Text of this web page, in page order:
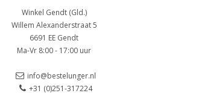
Winkel Gendt (Gld.)
Willem Alexanderstraat 5
6691 EE Gendt
Ma-Vr 8:00 - 17:00 uur
info@bestelunger.nl
+31 (0)251-317224